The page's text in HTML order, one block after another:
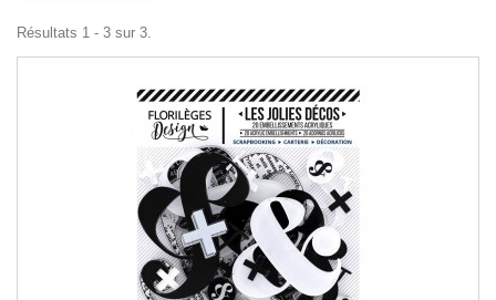
Résultats 1 - 3 sur 3.